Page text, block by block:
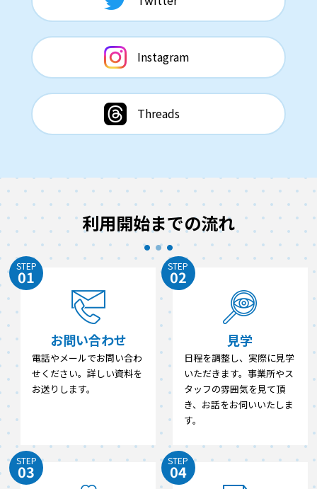
Instagram
Threads
利用開始までの流れ
STEP
01
お問い合わせ
電話やメールでお問い合わ
せください。詳しい資料を
お送りします。
STEP
02
見学
日程を調整し、実際に見学
いただきます。事業所やス
タッフの雰囲気を見て頂
き、お話をお伺いいたしま
す。
STEP
03
STEP
04